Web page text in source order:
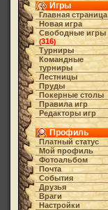
Игры
Главная страница
Новая игра
Свободные игры
(316)
Турниры
Командные
турниры
Лестницы
Пруды
Покерные столы
Правила игр
Редакторы игр
Профиль
Платный статус
Мой профиль
Фотоальбом
Почта
События
Друзья
Враги
Настройки